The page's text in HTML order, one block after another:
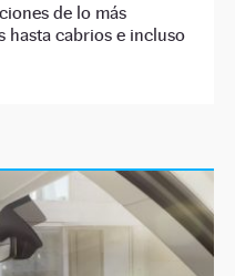
de lo más
hasta cabrios e incluso